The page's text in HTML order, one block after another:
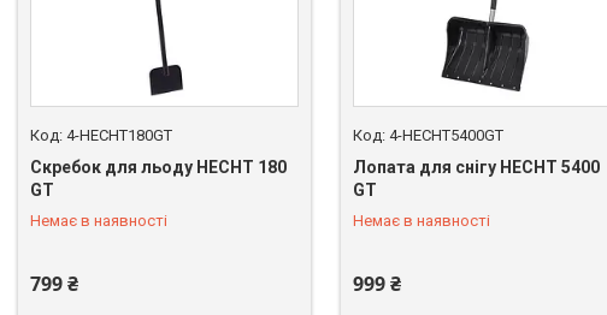
4-HECHT180GT
Скребок для льоду HECHT 180
GT
Немає в наявності
799 ₴
4-HECHT5400GT
Лопата для снігу HECHT 5400
GT
Немає в наявності
999 ₴